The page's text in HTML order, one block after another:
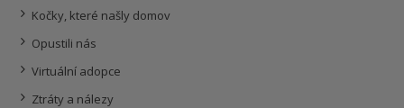
Kočky, které našly domov
Opustili nás
Virtuální adopce
Ztráty a nálezy